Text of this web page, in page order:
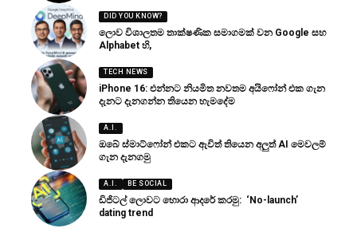
DID YOU KNOW?
ලොව විශාලතම තාක්ෂණික සමාගමක් වන Google සහ
Alphabet හි,
TECH NEWS
iPhone 16: එන්නට නියමිත නවතම අයිෆෝන් එක ගැන
දැනට දැනගන්න තියෙන හැමදේම
A.I.
ඔබේ ස්මාට්ෆෝන් එකට ඇවිත් තියෙන අලුත් AI මෙවලම්
ගැන දැනගමු
A.I. BE SOCIAL
ඩිජිටල් ලොවට හොරා ආදරේ කරමු: ‘No-launch’
dating trend